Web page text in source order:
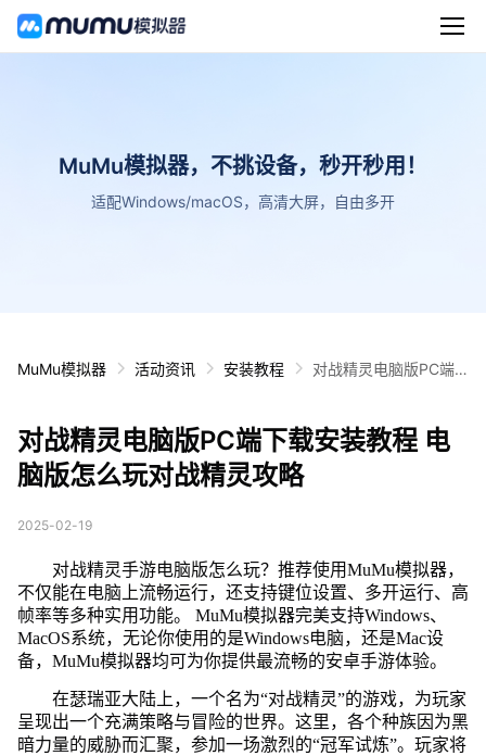
MuMu模拟器，不挑设备，秒开秒用！
适配Windows/macOS，高清大屏，自由多开
MuMu模拟器 活动资讯 安装教程
对战精灵电脑版PC端
对战精灵电脑版PC端下载安装教程 电
脑版怎么玩对战精灵攻略
2025-02-19
对战精灵手游电脑版怎么玩？推荐使用MuMu模拟器，
不仅能在电脑上流畅运行，还支持键位设置、多开运行、高
帧率等多种实用功能。 MuMu模拟器完美支持Windows、
MacOS系统，无论你使用的是Windows电脑，还是Mac设
备，MuMu模拟器均可为你提供最流畅的安卓手游体验。
在瑟瑞亚大陆上，一个名为“对战精灵”的游戏，为玩家
呈现出一个充满策略与冒险的世界。这里，各个种族因为黑
暗力量的威胁而汇聚，参加一场激烈的“冠军试炼”。玩家将